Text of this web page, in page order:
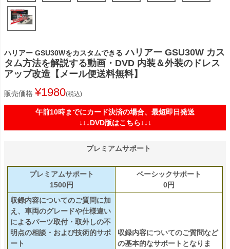
ハリアー GSU30Wをカスタムできる ハリアー GSU30W カス
タム方法を解説する動画・DVD 内装＆外装のドレス
アップ改造【メール便送料無料】
販売価格 ¥1980 税込
午前10時までにカード決済の場合、最短即日発送
↓↓↓DVD版はこちら↓↓↓
プレミアムサポート
プレミアムサポート
1500円
ベーシックサポート
0円
収録内容についてのご質問に加
え、車両のグレードや仕様違い
によるパーツ取付・取外しの不
明点の相談・および技術的サポ
ート
収録内容についてのご質問など
の基本的なサポートとなりま